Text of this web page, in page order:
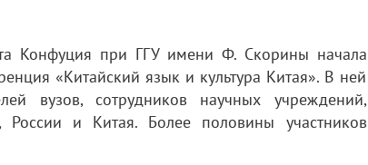
Конфуция при ГГУ имени Ф. Скорины начала
«Китайский язык и культура Китая». В ней
вузов, сотрудников научных учреждений,
России и Китая. Более половины участников